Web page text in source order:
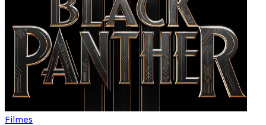
Filmes